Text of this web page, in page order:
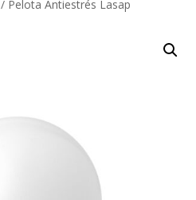
/ Pelota Antiestrés Lasap